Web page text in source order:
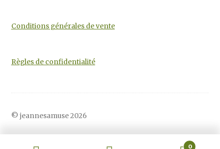
Conditions générales de vente
Règles de confidentialité
© jeannesamuse 2026
0